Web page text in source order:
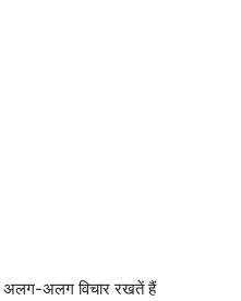
अलग-अलग विचार रखतें हैं